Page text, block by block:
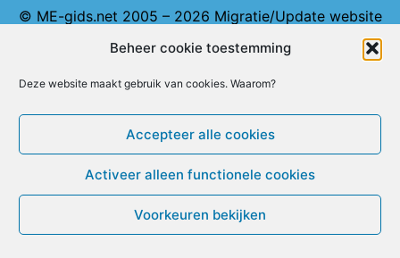
Beheer cookie toestemming
Deze website maakt gebruik van cookies. Waarom?
Accepteer alle cookies
Activeer alleen functionele cookies
Voorkeuren bekijken
© ME-gids.net 2005 – 2026 Migratie/Update website
Dirk Ghijs